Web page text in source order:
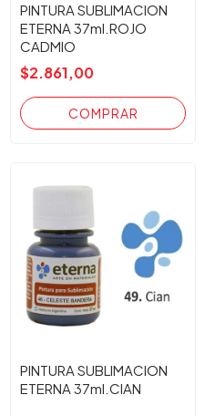
PINTURA SUBLIMACION
ETERNA 37ml.ROJO
CADMIO
$2.861,00
PINTURA SUBLIMACION
ETERNA 37ml.CIAN